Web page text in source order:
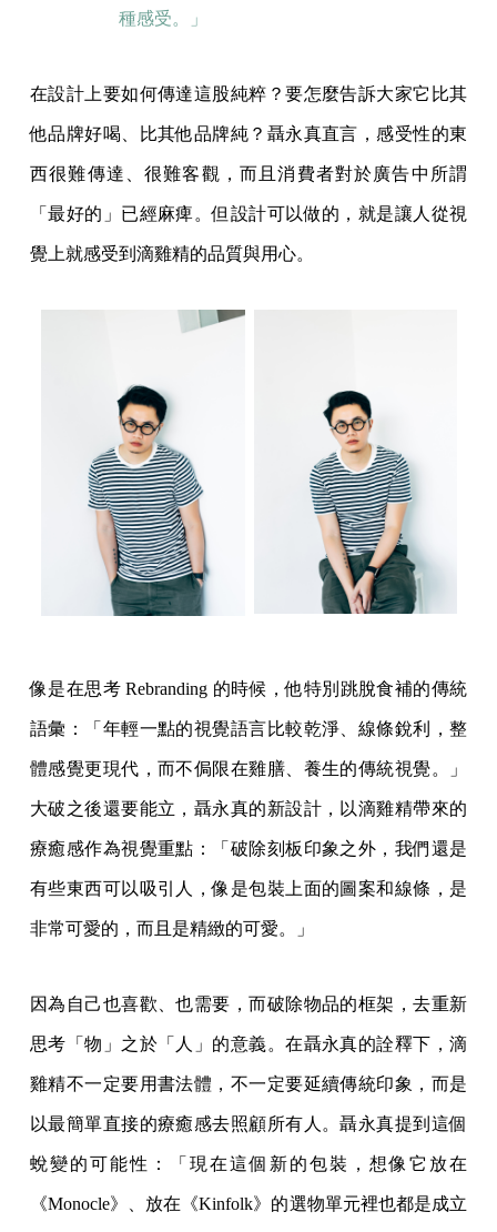
種感受。」
在設計上要如何傳達這股純粹？要怎麼告訴大家它比其
他品牌好喝、比其他品牌純？聶永真直言，感受性的東
西很難傳達、很難客觀，而且消費者對於廣告中所謂
「最好的」已經麻痺。但設計可以做的，就是讓人從視
覺上就感受到滴雞精的品質與用心。
像是在思考 Rebranding 的時候，他特別跳脫食補的傳統
語彙：「年輕一點的視覺語言比較乾淨、線條銳利，整
體感覺更現代，而不侷限在雞膳、養生的傳統視覺。」
大破之後還要能立，聶永真的新設計，以滴雞精帶來的
療癒感作為視覺重點：「破除刻板印象之外，我們還是
有些東西可以吸引人，像是包裝上面的圖案和線條，是
非常可愛的，而且是精緻的可愛。」
因為自己也喜歡、也需要，而破除物品的框架，去重新
思考「物」之於「人」的意義。在聶永真的詮釋下，滴
雞精不一定要用書法體，不一定要延續傳統印象，而是
以最簡單直接的療癒感去照顧所有人。聶永真提到這個
蛻變的可能性：「現在這個新的包裝，想像它放在
《Monocle》、放在《Kinfolk》的選物單元裡也都是成立